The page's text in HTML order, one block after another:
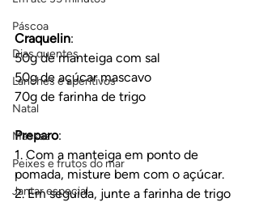
Páscoa
Dias quentes
Lanches e aperitivos
Natal
Massas
Peixes e frutos do mar
Jantar especial
Craquelin:
50g de manteiga com sal
50g de açúcar mascavo
70g de farinha de trigo
Preparo:
1. Com a manteiga em ponto de
pomada, misture bem com o açúcar.
2. Em seguida, junte a farinha de trigo